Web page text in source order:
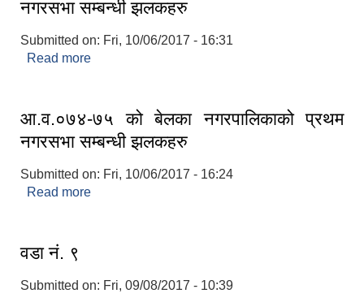
नगरसभा सम्बन्धी झलकहरु
Submitted on: Fri, 10/06/2017 - 16:31
Read more
आ.व.०७४-७५ को बेलका नगरपालिकाको प्रथम
नगरसभा सम्बन्धी झलकहरु
Submitted on: Fri, 10/06/2017 - 16:24
Read more
वडा नं. ९
Submitted on: Fri, 09/08/2017 - 10:39